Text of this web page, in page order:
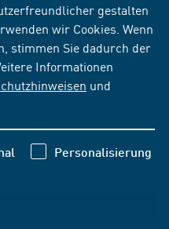
gestalten
wir Cookies. Wenn
stimmen Sie dadurch der
Informationen
und
Personalisierung